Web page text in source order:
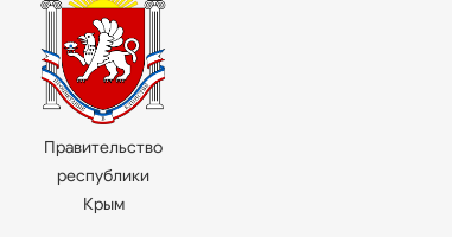
Правительство
республики
Крым